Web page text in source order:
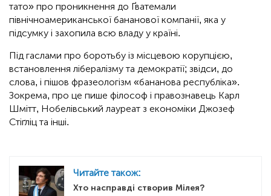
тато» про проникнення до Ґватемали
північноамериканської бананової компанії, яка у
підсумку і захопила всю владу у країні.
Під гаслами про боротьбу із місцевою корупцією,
встановлення лібералізму та демократії; звідси, до
слова, і пішов фразеологізм «бананова республіка».
Зокрема, про це пише філософ і правознавець Карл
Шмітт, Нобелівський лауреат з економіки Джозеф
Стіґліц та інші.
Читайте також:
Хто насправді створив Мілея?